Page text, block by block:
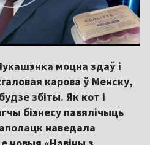
моцна здаў і
карова ў Менску,
збіты. Як кот і
бізнесу павялічыць
наведала